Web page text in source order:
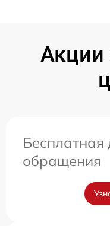
Акции
Бесплатная
обращения